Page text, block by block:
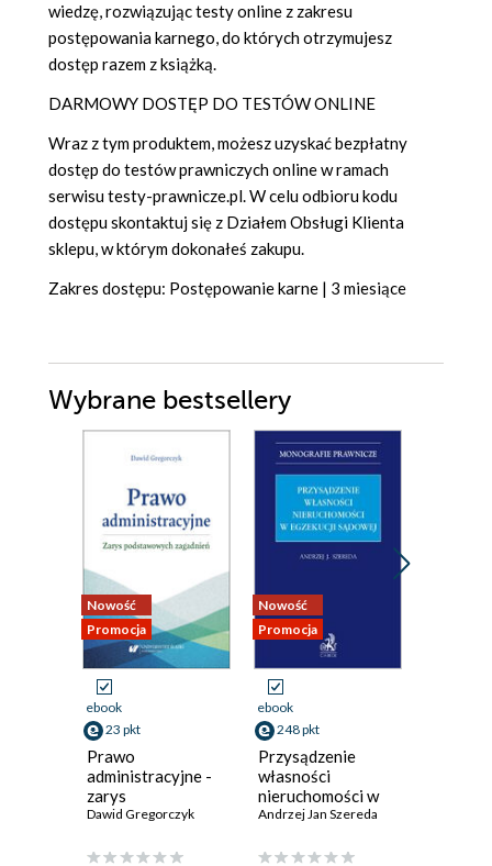
wiedzę, rozwiązując testy online z zakresu
postępowania karnego, do których otrzymujesz
dostęp razem z książką.
DARMOWY DOSTĘP DO TESTÓW ONLINE
Wraz z tym produktem, możesz uzyskać bezpłatny
dostęp do testów prawniczych online w ramach
serwisu testy-prawnicze.pl. W celu odbioru kodu
dostępu skontaktuj się z Działem Obsługi Klienta
sklepu, w którym dokonałeś zakupu.
Zakres dostępu: Postępowanie karne | 3 miesiące
Wybrane bestsellery
Nowość
Promocja
ebook
23 pkt
Prawo
administracyjne -
zarys
podstawowych
Dawid Gregorczyk
Nowość
Promocja
ebook
248 pkt
Przysądzenie
własności
nieruchomości w
egzekucji sądowej
Andrzej Jan Szereda